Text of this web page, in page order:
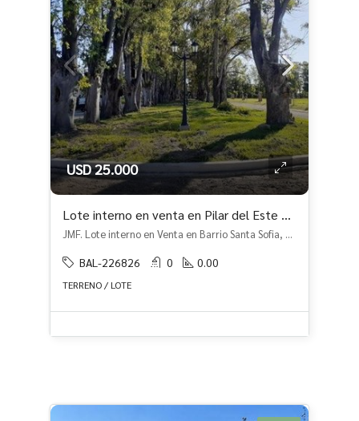
USD 25.000
Lote interno en venta en Pilar del Este – Santa Sofia
JMF. Lote interno en Venta en Barrio Santa Sofia, Pilar del Este - Santa Sofia, Pilar
BAL-226826 0 0.00
TERRENO / LOTE